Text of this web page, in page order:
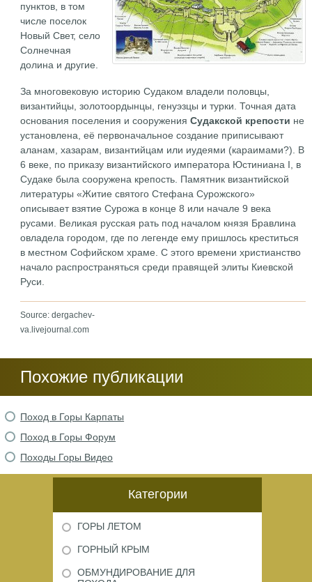
пунктов, в том
числе поселок
Новый Свет, село
Солнечная
долина и другие.
За многовековую историю Судаком владели половцы,
византийцы, золотоордынцы, генуэзцы и турки. Точная дата
основания поселения и сооруженияСудакской крепости не
установлена, её первоначальное создание приписывают
аланам, хазарам, византийцам или иудеями (караимами?). В
6 веке, по приказу византийского императора Юстиниана I, в
Судаке была сооружена крепость. Памятник византийской
литературы «Житие святого Стефана Сурожского»
описывает взятие Сурожа в конце 8 или начале 9 века
русами. Великая русская рать под началом князя Бравлина
овладела городом, где по легенде ему пришлось креститься
в местном Софийском храме. С этого времени христианство
начало распространяться среди правящей элиты Киевской
Руси.
Source: dergachev-
va.livejournal.com
Похожие публикации
Поход в Горы Карпаты
Поход в Горы Форум
Походы Горы Видео
Категории
ГОРЫ ЛЕТОМ
ГОРНЫЙ КРЫМ
ОБМУНДИРОВАНИЕ ДЛЯ